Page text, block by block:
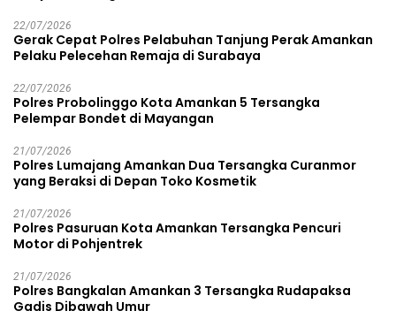
22/07/2026
Gerak Cepat Polres Pelabuhan Tanjung Perak Amankan
Pelaku Pelecehan Remaja di Surabaya
22/07/2026
Polres Probolinggo Kota Amankan 5 Tersangka
Pelempar Bondet di Mayangan
21/07/2026
Polres Lumajang Amankan Dua Tersangka Curanmor
yang Beraksi di Depan Toko Kosmetik
21/07/2026
Polres Pasuruan Kota Amankan Tersangka Pencuri
Motor di Pohjentrek
21/07/2026
Polres Bangkalan Amankan 3 Tersangka Rudapaksa
Gadis Dibawah Umur